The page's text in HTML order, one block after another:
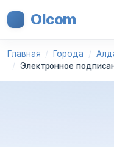
Olcom
Главная Города
Электронное